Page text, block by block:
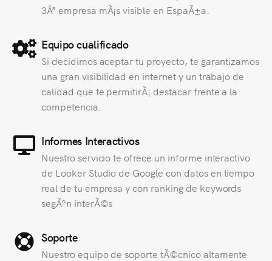
3Âª empresa mÃ¡s visible en EspaÃ±a.
Equipo cualificado
Si decidimos aceptar tu proyecto, te garantizamos
una gran visibilidad en internet y un trabajo de
calidad que te permitirÃ¡ destacar frente a la
competencia.
Informes Interactivos
Nuestro servicio te ofrece un informe interactivo
de Looker Studio de Google con datos en tiempo
real de tu empresa y con ranking de keywords
segÃºn interÃ©s
Soporte
Nuestro equipo de soporte tÃ©cnico altamente